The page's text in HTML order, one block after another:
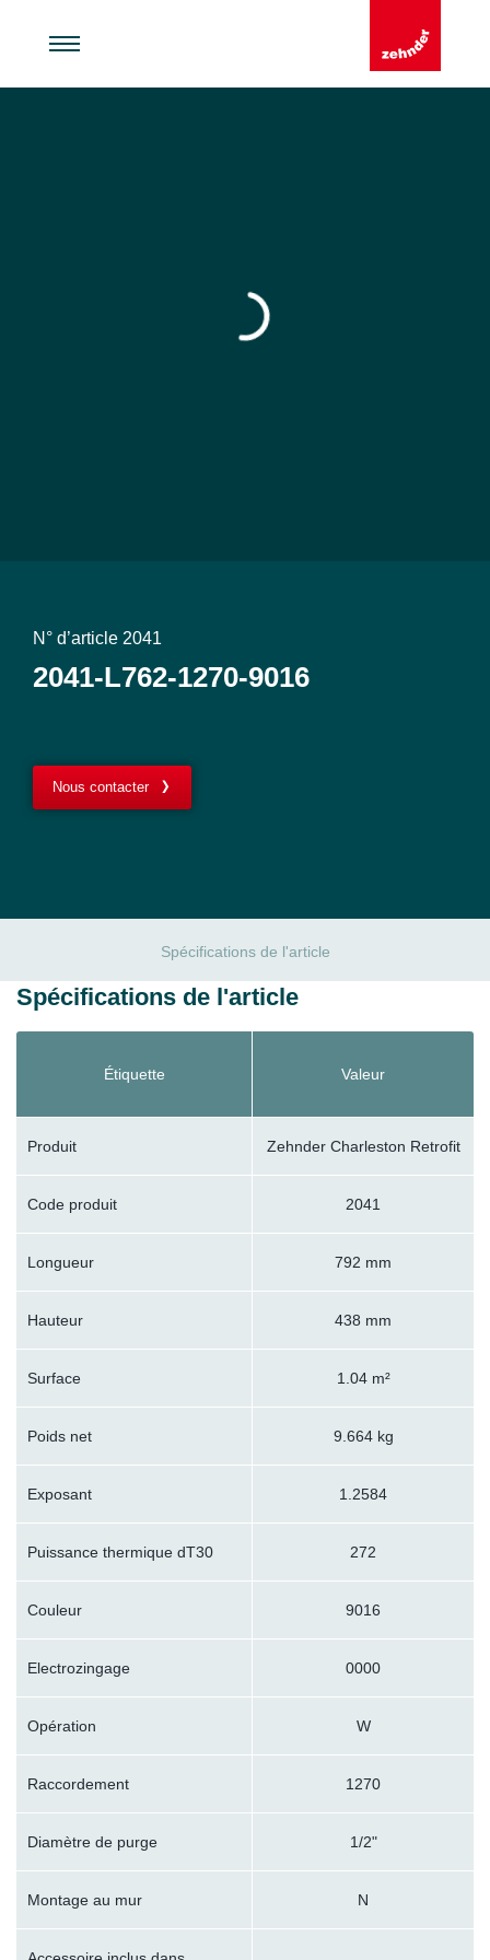
N° d’article 2041
2041-L762-1270-9016
Nous contacter
Spécifications de l'article
Spécifications de l'article
Étiquette Valeur
Produit Zehnder Charleston Retrofit
Code produit 2041
Longueur 792 mm
Hauteur 438 mm
Surface 1.04 m²
Poids net 9.664 kg
Exposant 1.2584
Puissance thermique dT30 272
Couleur 9016
Electrozingage 0000
Opération W
Raccordement 1270
Diamètre de purge 1/2"
Montage au mur N